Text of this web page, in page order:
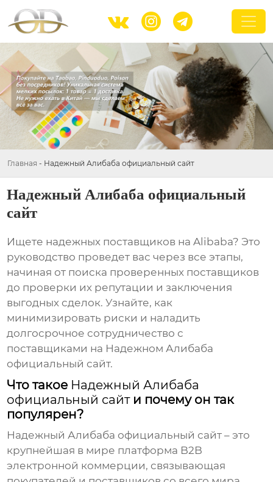
  
Главная - Надежный Алибаба официальный сайт
Надежный Алибаба официальный
сайт
Ищете надежных поставщиков на Alibaba? Это
руководство проведет вас через все этапы,
начиная от поиска проверенных поставщиков
до проверки их репутации и заключения
выгодных сделок. Узнайте, как
минимизировать риски и наладить
долгосрочное сотрудничество с
поставщиками на Надежном Алибаба
официальный сайт.
Что такое Надежный Алибаба
официальный сайти почему он так
популярен?
Надежный Алибаба официальный сайт – это
крупнейшая в мире платформа B2B
электронной коммерции, связывающая